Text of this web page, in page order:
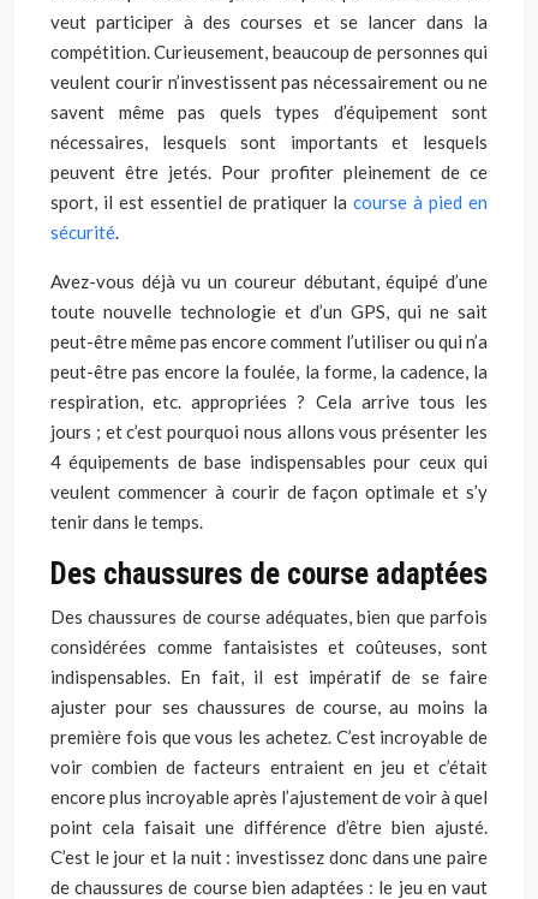
veut participer à des courses et se lancer dans la
compétition. Curieusement, beaucoup de personnes qui
veulent courir n’investissent pas nécessairement ou ne
savent même pas quels types d’équipement sont
nécessaires, lesquels sont importants et lesquels
peuvent être jetés. Pour profiter pleinement de ce
sport, il est essentiel de pratiquer lacourse à pied en
sécurité.
Avez-vous déjà vu un coureur débutant, équipé d’une
toute nouvelle technologie et d’un GPS, qui ne sait
peut-être même pas encore comment l’utiliser ou qui n’a
peut-être pas encore la foulée, la forme, la cadence, la
respiration, etc. appropriées ? Cela arrive tous les
jours ; et c’est pourquoi nous allons vous présenter les
4 équipements de base indispensables pour ceux qui
veulent commencer à courir de façon optimale et s’y
tenir dans le temps.
Des chaussures de course adaptées
Des chaussures de course adéquates, bien que parfois
considérées comme fantaisistes et coûteuses, sont
indispensables. En fait, il est impératif de se faire
ajuster pour ses chaussures de course, au moins la
première fois que vous les achetez. C’est incroyable de
voir combien de facteurs entraient en jeu et c’était
encore plus incroyable après l’ajustement de voir à quel
point cela faisait une différence d’être bien ajusté.
C’est le jour et la nuit : investissez donc dans une paire
de chaussures de course bien adaptées : le jeu en vaut